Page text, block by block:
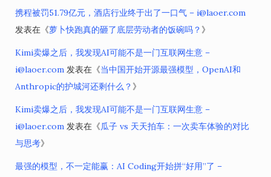
携程被罚51.79亿元，酒店行业终于出了一口气 – i@laoer.com
发表在《萝卜快跑真的砸了底层劳动者的饭碗吗？ 》
Kimi卖爆之后，我发现AI可能不是一门互联网生意 –
i@laoer.com 发表在《当中国开始开源最强模型，OpenAI和
Anthropic的护城河还剩什么？ 》
Kimi卖爆之后，我发现AI可能不是一门互联网生意 –
i@laoer.com 发表在《瓜子 vs 天天拍车：一次卖车体验的对比
与思考》
最强的模型，不一定能赢：AI Coding开始拼“好用”了 –